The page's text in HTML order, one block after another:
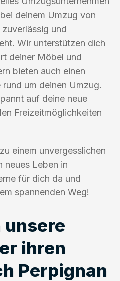
deinem Umzug von
und
Wir unterstützen dich
deiner Möbel und
bieten auch einen
um deinen Umzug.
auf deine neue
Freizeitmöglichkeiten
einem unvergesslichen
neues Leben in
für dich da und
spannenden Weg!
unsere
ihren
Perpignan